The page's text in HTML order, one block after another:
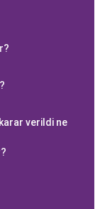
verildi ne